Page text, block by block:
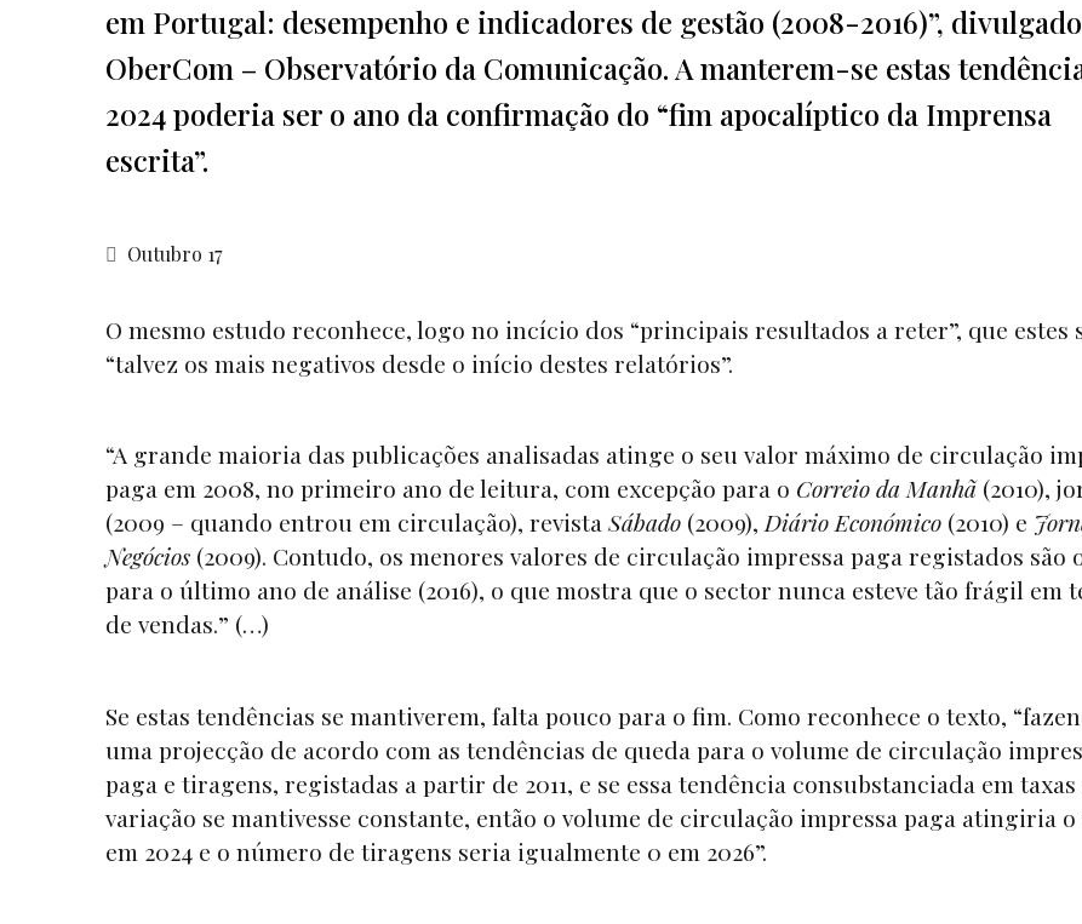
em Portugal: desempenho e indicadores de gestão (2008-2016)”,
OberCom – Observatório da Comunicação. A manterem-se estas
2024 poderia ser o ano da confirmação do “fim apocalíptico da Imprensa
escrita”.
Outubro 17
O mesmo estudo reconhece, logo no incício dos “principais resultados a reter”, que estes
“talvez os mais negativos desde o início destes relatórios”.
“A grande maioria das publicações analisadas atinge o seu valor máximo de circulação
paga em 2008, no primeiro ano de leitura, com excepção para o Correio da Manhã(2010),
(2009 – quando entrou em circulação), revistaSábado (2009),Diário Económico (2010) e
Negócios (2009). Contudo, os menores valores de circulação impressa paga registados são
para o último ano de análise (2016), o que mostra que o sector nunca esteve tão frágil em
de vendas.” (…)
Se estas tendências se mantiverem, falta pouco para o fim. Como reconhece o texto,
uma projecção de acordo com as tendências de queda para o volume de circulação
paga e tiragens, registadas a partir de 2011, e se essa tendência consubstanciada em taxas
variação se mantivesse constante, então o volume de circulação impressa paga atingiria
em 2024 e o número de tiragens seria igualmente 0 em 2026”.